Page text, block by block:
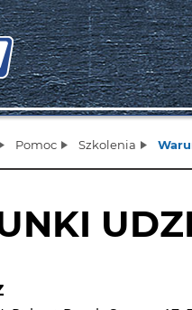
Pomoc Szkolenia